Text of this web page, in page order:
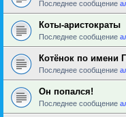
Последнее сообщение
Коты-аристократы
Последнее сообщение
Котёнок по имени
Последнее сообщение
Он попался!
Последнее сообщение